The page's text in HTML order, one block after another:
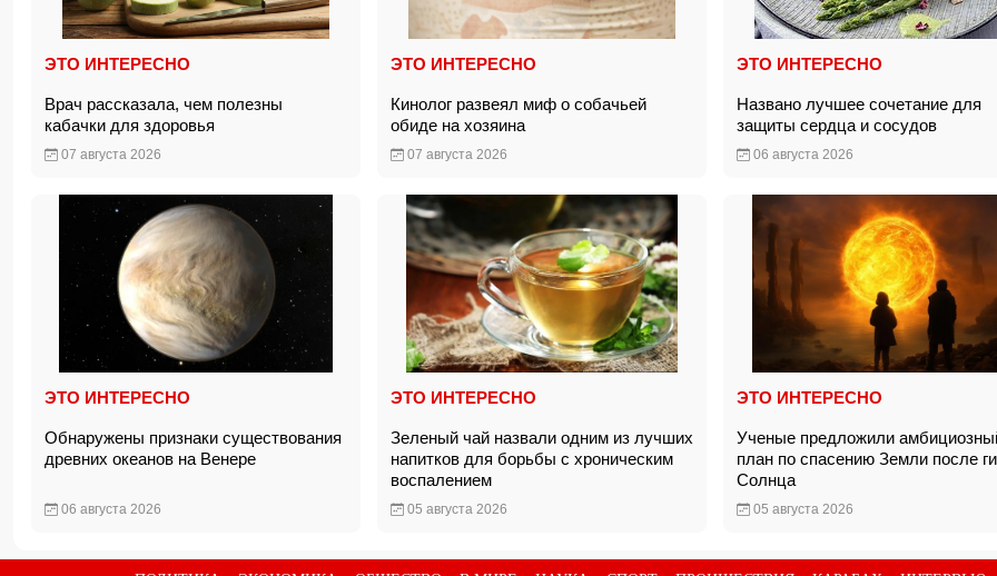
ЭТО ИНТЕРЕСНО
Врач рассказала, чем полезны
кабачки для здоровья
07 августа 2026
ЭТО ИНТЕРЕСНО
Кинолог развеял миф о собачьей
обиде на хозяина
07 августа 2026
ЭТО ИНТЕРЕСНО
Названо лучшее сочетание для
защиты сердца и сосудов
06 августа 2026
ЭТО ИНТЕРЕСНО
Обнаружены признаки существования
древних океанов на Венере
06 августа 2026
ЭТО ИНТЕРЕСНО
Зеленый чай назвали одним из лучших
напитков для борьбы с хроническим
воспалением
05 августа 2026
ЭТО ИНТЕРЕСНО
Ученые предложили
план по спасению Земли после
Солнца
05 августа 2026